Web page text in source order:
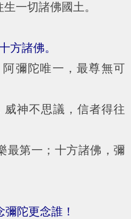
一切諸佛國土。
方諸佛。
彌陀唯一，最尊無可
思議，信者得往
第一；十方諸佛，彌
陀更念誰！